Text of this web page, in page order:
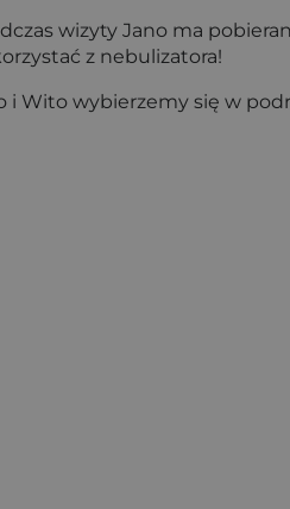
wizyty Jano ma
z nebulizatora!
i Wito wybierzemy się w